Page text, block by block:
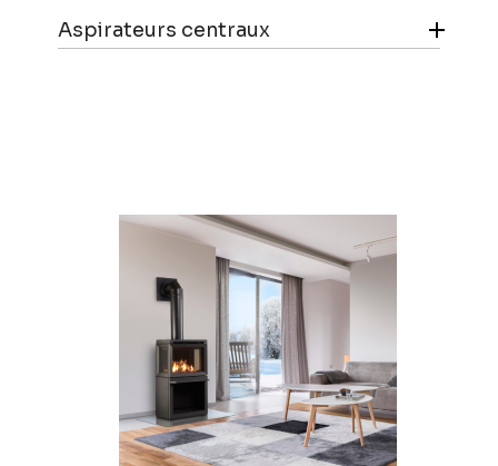
Aspirateurs centraux 